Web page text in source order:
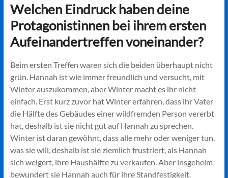
Welchen Eindruck haben deine
Protagonistinnen bei ihrem ersten
Aufeinandertreffen voneinander?
Beim ersten Treffen waren sich die beiden überhaupt nicht
grün. Hannah ist wie immer freundlich und versucht, mit
Winter auszukommen, aber Winter macht es ihr nicht
einfach. Erst kurz zuvor hat Winter erfahren, dass ihr Vater
die Hälfte des Gebäudes einer wildfremden Person vererbt
hat, deshalb ist sie nicht gut auf Hannah zu sprechen.
Winter ist daran gewöhnt, dass alle mehr oder weniger tun,
was sie will, deshalb ist sie ziemlich frustriert, als Hannah
sich weigert, ihre Haushälfte zu verkaufen. Aber insgeheim
bewundert sie Hannah auch für ihre Standfestigkeit.